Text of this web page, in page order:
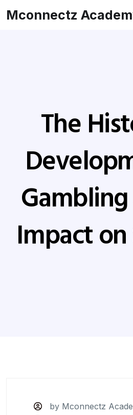
Mconnectz
The
Impact
by Mconnectz